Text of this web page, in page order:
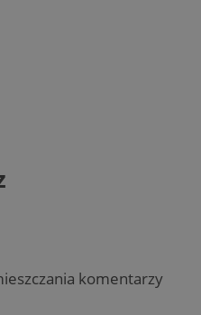
komentarzy